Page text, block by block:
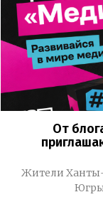
От
Жители
Югры